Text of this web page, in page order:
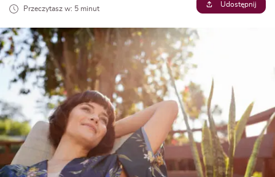
Przeczytasz w: 5 minut
Udostępnij